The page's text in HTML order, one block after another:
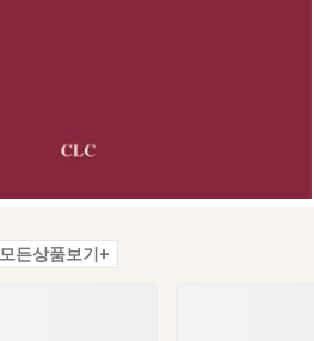
모든상품보기+